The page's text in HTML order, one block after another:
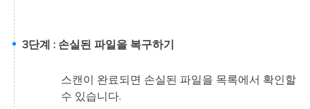
3단계 : 손실된 파일을 복구하기
스캔이 완료되면 손실된 파일을 목록에서 확인할
수 있습니다.